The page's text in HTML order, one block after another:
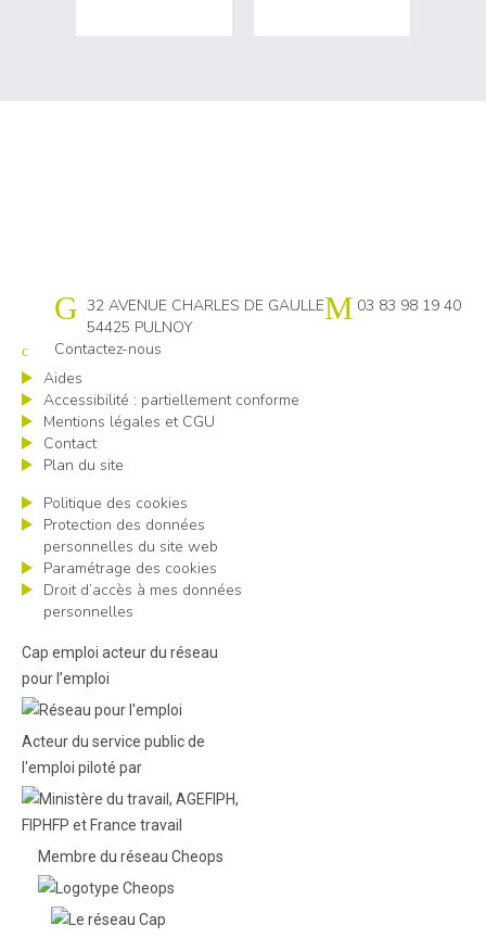
Cap emploi 54
32 AVENUE CHARLES DE GAULLE
54425 PULNOY
03 83 98 19 40
Contactez-nous
Aides
Accessibilité : partiellement conforme
Mentions légales et CGU
Contact
Plan du site
Politique des cookies
Protection des données
personnelles du site web
Paramétrage des cookies
Droit d’accès à mes données
personnelles
Cap emploi acteur du réseau
pour l’emploi
Acteur du service public de
l'emploi piloté par
Membre du réseau Cheops